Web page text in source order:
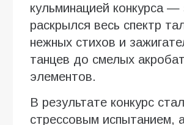
кульминацией конкурса —
раскрылся весь спектр
нежных стихов и
танцев до смелых
элементов.
В результате конкурс
стрессовым испытанием,